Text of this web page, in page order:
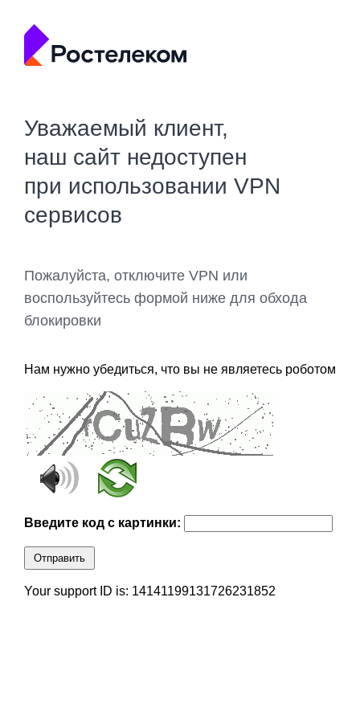
Уважаемый клиент,
наш сайт недоступен
при использовании VPN
сервисов
Пожалуйста, отключите VPN или
воспользуйтесь формой ниже для обхода
блокировки
Нам нужно убедиться, что вы не являетесь роботом
Введите код с картинки:
Отправить
Your support ID is: 14141199131726231852